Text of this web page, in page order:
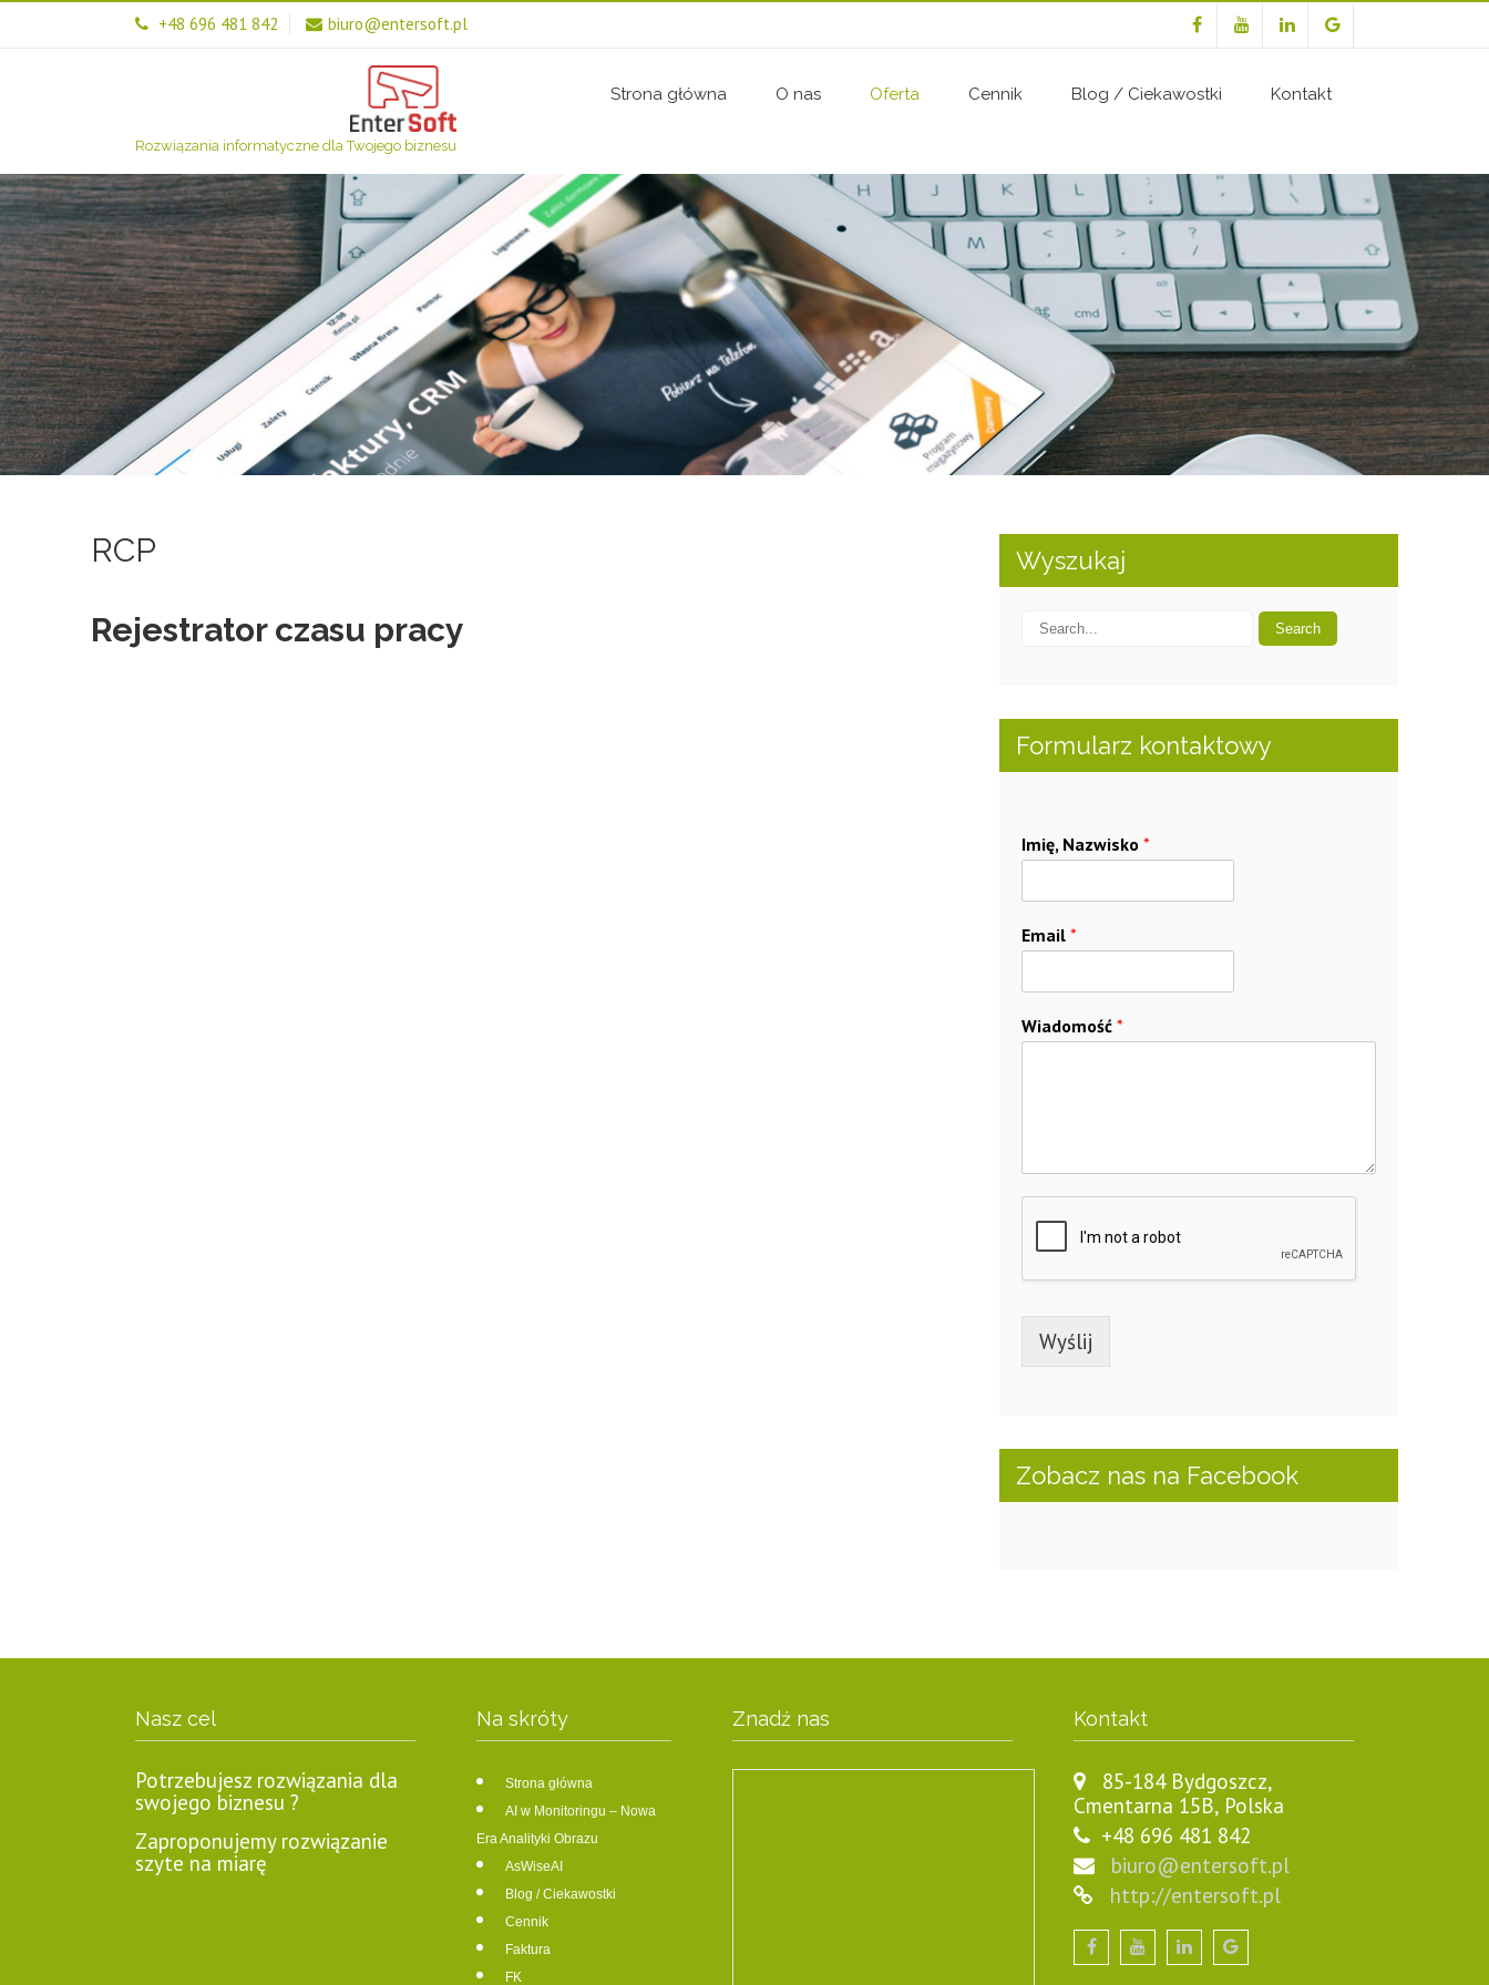
+48 696 481 842 biuro@entersoft.pl
Rozwiązania informatyczne dla Twojego biznesu
Strona główna O nas Oferta Cennik Blog / Ciekawostki Kontakt
RCP
Rejestrator czasu pracy
Wyszukaj
Formularz kontaktowy
Imię, Nazwisko *
Email *
Wiadomość *
Wyślij
Zobacz nas na Facebook
Nasz cel
Potrzebujesz rozwiązania dla
swojego biznesu ?
Zaproponujemy rozwiązanie
szyte na miarę
Na skróty
Strona główna
AI w Monitoringu – Nowa
Era Analityki Obrazu
AsWiseAI
Blog / Ciekawostki
Cennik
Faktura
FK
Znadź nas Kontakt
85-184 Bydgoszcz,
Cmentarna 15B, Polska
+48 696 481 842
biuro@entersoft.pl
http://entersoft.pl